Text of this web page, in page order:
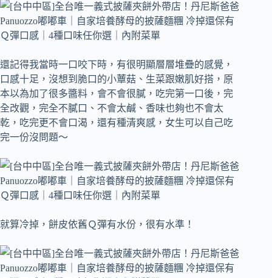
還記得我當時一口咬下時，有很明顯層層堆疊的感覺，
口感十足，沒想到脆口的小蕈菇、生菜跟嫩肌好搭，原
本以為加了很多醬料，會不會很膩，吃完第一口後，完
全改觀，完全不膩口、不會太鹹、香味也夠也不會太
乾，吃完更不會口渴，還有種清爽感，女生可以自己吃
完一份沒問題～
就算冷掉，餅皮依舊Ｑ彈有水份，很有水準！